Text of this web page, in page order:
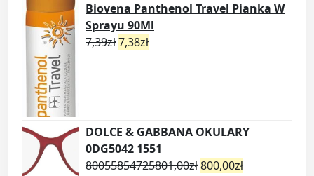
Biovena Panthenol Travel Pianka W
Sprayu 90Ml
7,39zł7,38zł
DOLCE & GABBANA OKULARY
0DG5042 1551
80055854725801,00zł800,00zł